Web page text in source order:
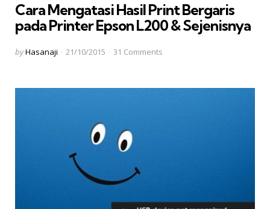
Cara Mengatasi Hasil Print Bergaris
pada Printer Epson L200 & Sejenisnya
Posted
byHasanaji 21/10/2015 31 Comments